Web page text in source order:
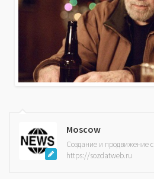
Moscow
Создание и продвижение
https://sozdatweb.ru